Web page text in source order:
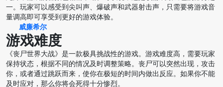
一。玩家可以感受到尖叫声、爆破声和武器射击声，只需要将游戏音
量调高即可享受到更好的游戏体验。
威廉希尔
游戏难度
《丧尸世界大战》是一款极具挑战性的游戏。游戏难度高，需要玩家
保持状态，根据不同的情况及时调整策略。丧尸可以突然出现，攻击
你，或者通过跳跃而来，使你在极短的时间内做出反应。如果你不能
及时应对，那么你将会死得十分惨烈。